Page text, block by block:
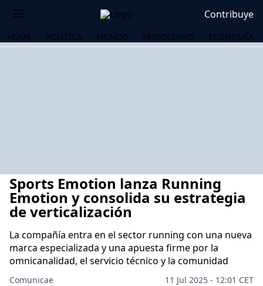
Contribuye
HOME POLÍTICA MUNDO PERIODISMO ECONOMÍA
Sports Emotion lanza Running
Emotion y consolida su estrategia
de verticalización
La compañía entra en el sector running con una nueva
marca especializada y una apuesta firme por la
omnicanalidad, el servicio técnico y la comunidad
Comunicae
11 Jul 2025 - 12:01 CET